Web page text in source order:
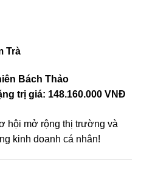
Trà
Bách Thảo
trị giá: 148.160.000 VNĐ
hội mở rộng thị trường và
kinh doanh cá nhân!